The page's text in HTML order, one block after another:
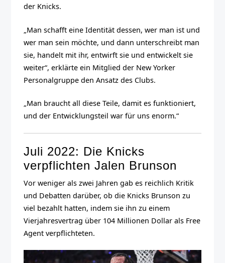
der Knicks.
„Man schafft eine Identität dessen, wer man ist und
wer man sein möchte, und dann unterschreibt man
sie, handelt mit ihr, entwirft sie und entwickelt sie
weiter“, erklärte ein Mitglied der New Yorker
Personalgruppe den Ansatz des Clubs.
„Man braucht all diese Teile, damit es funktioniert,
und der Entwicklungsteil war für uns enorm.“
Juli 2022: Die Knicks
verpflichten Jalen Brunson
Vor weniger als zwei Jahren gab es reichlich Kritik
und Debatten darüber, ob die Knicks Brunson zu
viel bezahlt hatten, indem sie ihn zu einem
Vierjahresvertrag über 104 Millionen Dollar als Free
Agent verpflichteten.